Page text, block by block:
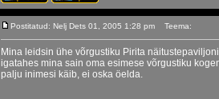
Postitatud: Nelj Dets 01, 2005 1:28 pm Teema:
Mina leidsin ühe võrgustiku Pirita
igatahes mina sain oma esimese võrgustiku
palju inimesi käib, ei oska öelda.